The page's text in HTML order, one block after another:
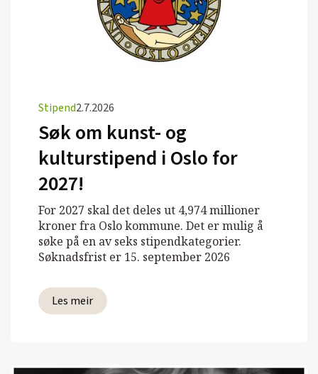
Stipend2.7.2026
Søk om kunst- og
kulturstipend i Oslo for
2027!
For 2027 skal det deles ut 4,974 millioner
kroner fra Oslo kommune. Det er mulig å
søke på en av seks stipendkategorier.
Søknadsfrist er 15. september 2026
Les meir